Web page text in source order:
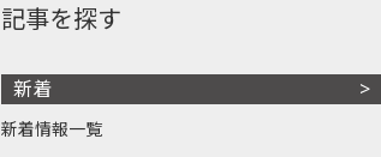
記事を探す
新着
新着情報一覧